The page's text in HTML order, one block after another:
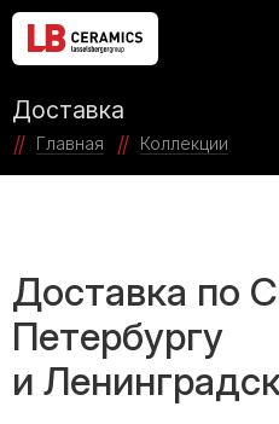
Доставка
Главная Коллекции
Доставка по
Петербургу
и